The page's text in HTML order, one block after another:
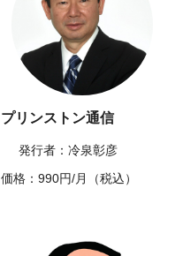
プリンストン通信
発行者：冷泉彰彦
価格：990円/月（税込）